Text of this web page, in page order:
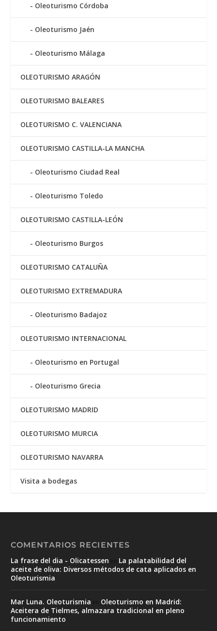
Oleoturismo Córdoba
Oleoturismo Jaén
Oleoturismo Málaga
OLEOTURISMO ARAGÓN
OLEOTURISMO BALEARES
OLEOTURISMO C. VALENCIANA
OLEOTURISMO CASTILLA-LA MANCHA
Oleoturismo Ciudad Real
Oleoturismo Toledo
OLEOTURISMO CASTILLA-LEÓN
Oleoturismo Burgos
OLEOTURISMO CATALUÑA
OLEOTURISMO EXTREMADURA
Oleoturismo Badajoz
OLEOTURISMO INTERNACIONAL
Oleoturismo en Portugal
Oleoturismo Grecia
OLEOTURISMO MADRID
OLEOTURISMO MURCIA
OLEOTURISMO NAVARRA
Visita a bodegas
COMENTARIOS RECIENTES
La frase del dia - Olicatessen
La palatabilidad del
aceite de oliva: Diversos métodos de cata aplicados en
Oleoturismia
Mar Luna. Oleoturismia
Oleoturismo en Madrid:
Aceitera de Tielmes, almazara tradicional en pleno
funcionamiento